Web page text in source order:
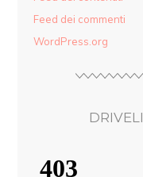
Feed dei commenti
WordPress.org